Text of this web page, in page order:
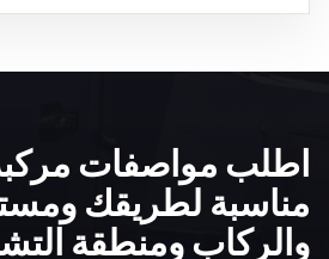
اطلب مواصفات
مناسبة لطريقك
والركاب ومنطقة